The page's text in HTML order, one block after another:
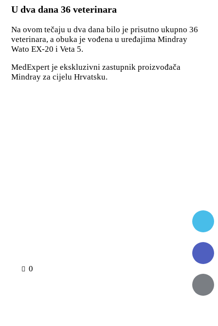
U dva dana 36 veterinara
Na ovom tečaju u dva dana bilo je prisutno ukupno 36
veterinara, a obuka je vođena u uređajima Mindray
Wato EX-20 i Veta 5.
MedExpert je ekskluzivni zastupnik proizvođača
Mindray za cijelu Hrvatsku.
0